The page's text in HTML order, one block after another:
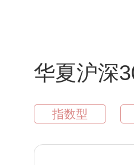
华夏沪深
指数型